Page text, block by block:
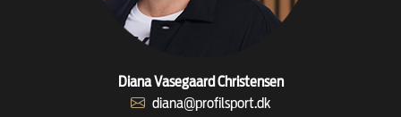
Diana Vasegaard Christensen
diana@profilsport.dk